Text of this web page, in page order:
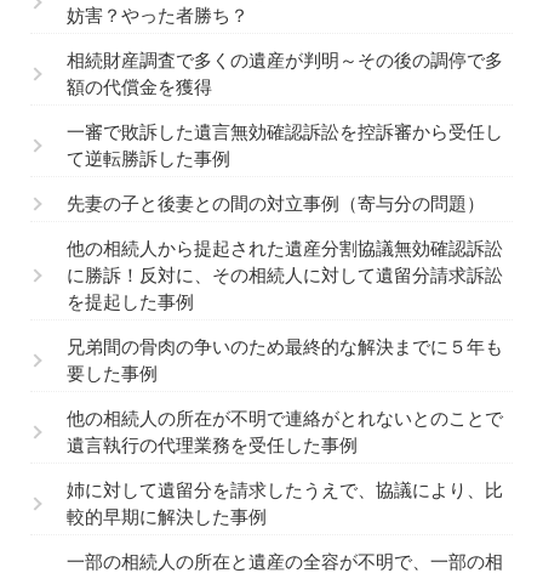
妨害？やった者勝ち？
相続財産調査で多くの遺産が判明～その後の調停で多
額の代償金を獲得
一審で敗訴した遺言無効確認訴訟を控訴審から受任し
て逆転勝訴した事例
先妻の子と後妻との間の対立事例（寄与分の問題）
他の相続人から提起された遺産分割協議無効確認訴訟
に勝訴！反対に、その相続人に対して遺留分請求訴訟
を提起した事例
兄弟間の骨肉の争いのため最終的な解決までに５年も
要した事例
他の相続人の所在が不明で連絡がとれないとのことで
遺言執行の代理業務を受任した事例
姉に対して遺留分を請求したうえで、協議により、比
較的早期に解決した事例
一部の相続人の所在と遺産の全容が不明で、一部の相